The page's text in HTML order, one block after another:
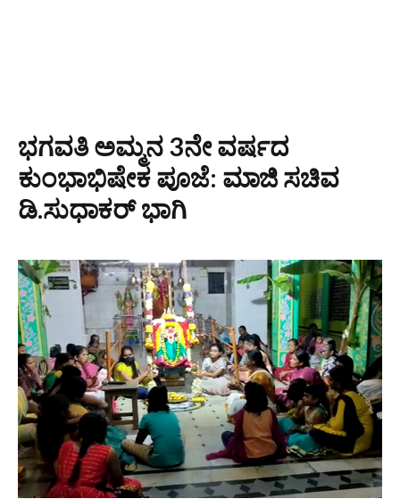
ಭಗವತಿ ಅಮ್ಮನ 3ನೇ ವರ್ಷದ
ಕುಂಭಾಭಿಷೇಕ ಪೂಜೆ: ಮಾಜಿ ಸಚಿವ
ಡಿ.ಸುಧಾಕರ್ ಭಾಗಿ